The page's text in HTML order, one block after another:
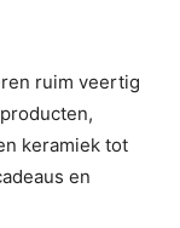
ruim veertig
keramiek tot
en